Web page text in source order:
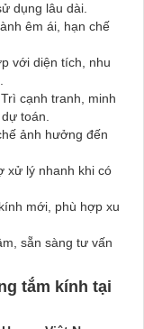
dụng lâu dài.
êm ái, hạn chế
với diện tích, nhu
cạnh tranh, minh
toán.
ảnh hưởng đến
xử lý nhanh khi có
mới, phù hợp xu
sẵn sàng tư vấn
tắm kính tại